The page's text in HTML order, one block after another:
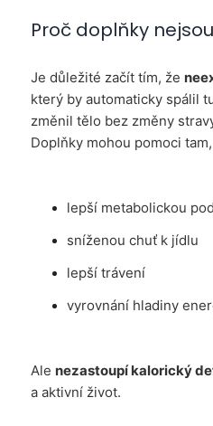
Proč doplňky nejsou
Je důležité začít tím, že
který by automaticky spálil
změnil tělo bez změny
Doplňky mohou pomoci
lepší metabolickou
sníženou chuť k jídlu
lepší trávení
vyrovnání hladiny
Ale nezastoupí kalorický
a aktivní život.